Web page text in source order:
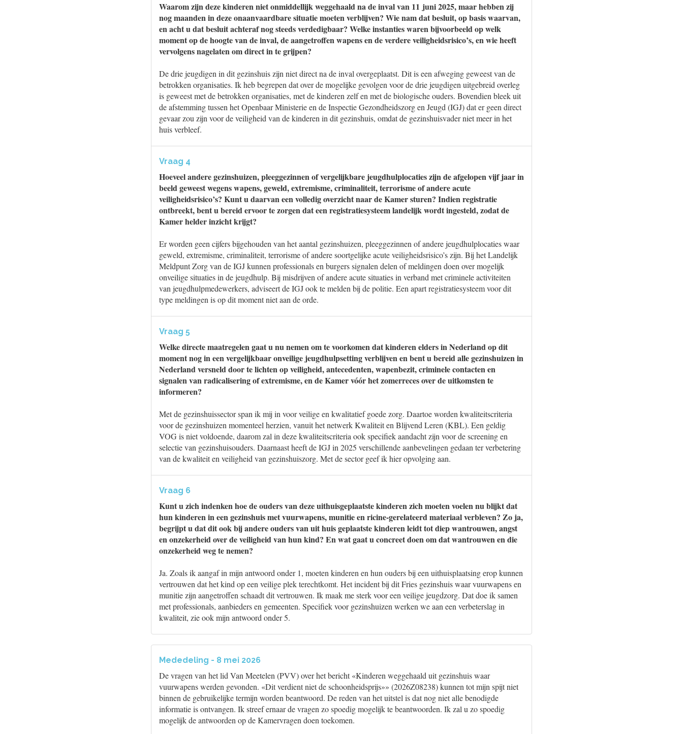
Waarom zijn deze kinderen niet onmiddellijk weggehaald na de inval van 11 juni 2025, maar hebben zij
nog maanden in deze onaanvaardbare situatie moeten verblijven? Wie nam dat besluit, op basis waarvan,
en acht u dat besluit achteraf nog steeds verdedigbaar? Welke instanties waren bijvoorbeeld op welk
moment op de hoogte van de inval, de aangetroffen wapens en de verdere veiligheidsrisico’s, en wie heeft
vervolgens nagelaten om direct in te grijpen?
De drie jeugdigen in dit gezinshuis zijn niet direct na de inval overgeplaatst. Dit is een afweging geweest van de
betrokken organisaties. Ik heb begrepen dat over de mogelijke gevolgen voor de drie jeugdigen uitgebreid overleg
is geweest met de betrokken organisaties, met de kinderen zelf en met de biologische ouders. Bovendien bleek uit
de afstemming tussen het Openbaar Ministerie en de Inspectie Gezondheidszorg en Jeugd (IGJ) dat er geen direct
gevaar zou zijn voor de veiligheid van de kinderen in dit gezinshuis, omdat de gezinshuisvader niet meer in het
huis verbleef.
Vraag 4
Hoeveel andere gezinshuizen, pleeggezinnen of vergelijkbare jeugdhulplocaties zijn de afgelopen vijf jaar in
beeld geweest wegens wapens, geweld, extremisme, criminaliteit, terrorisme of andere acute
veiligheidsrisico’s? Kunt u daarvan een volledig overzicht naar de Kamer sturen? Indien registratie
ontbreekt, bent u bereid ervoor te zorgen dat een registratiesysteem landelijk wordt ingesteld, zodat de
Kamer helder inzicht krijgt?
Er worden geen cijfers bijgehouden van het aantal gezinshuizen, pleeggezinnen of andere jeugdhulplocaties waar
geweld, extremisme, criminaliteit, terrorisme of andere soortgelijke acute veiligheidsrisico’s zijn. Bij het Landelijk
Meldpunt Zorg van de IGJ kunnen professionals en burgers signalen delen of meldingen doen over mogelijk
onveilige situaties in de jeugdhulp. Bij misdrijven of andere acute situaties in verband met criminele activiteiten
van jeugdhulpmedewerkers, adviseert de IGJ ook te melden bij de politie. Een apart registratiesysteem voor dit
type meldingen is op dit moment niet aan de orde.
Vraag 5
Welke directe maatregelen gaat u nu nemen om te voorkomen dat kinderen elders in Nederland op dit
moment nog in een vergelijkbaar onveilige jeugdhulpsetting verblijven en bent u bereid alle gezinshuizen in
Nederland versneld door te lichten op veiligheid, antecedenten, wapenbezit, criminele contacten en
signalen van radicalisering of extremisme, en de Kamer vóór het zomerreces over de uitkomsten te
informeren?
Met de gezinshuissector span ik mij in voor veilige en kwalitatief goede zorg. Daartoe worden kwaliteitscriteria
voor de gezinshuizen momenteel herzien, vanuit het netwerk Kwaliteit en Blijvend Leren (KBL). Een geldig
VOG is niet voldoende, daarom zal in deze kwaliteitscriteria ook specifiek aandacht zijn voor de screening en
selectie van gezinshuisouders. Daarnaast heeft de IGJ in 2025 verschillende aanbevelingen gedaan ter verbetering
van de kwaliteit en veiligheid van gezinshuiszorg. Met de sector geef ik hier opvolging aan.
Vraag 6
Kunt u zich indenken hoe de ouders van deze uithuisgeplaatste kinderen zich moeten voelen nu blijkt dat
hun kinderen in een gezinshuis met vuurwapens, munitie en ricine-gerelateerd materiaal verbleven? Zo ja,
begrijpt u dat dit ook bij andere ouders van uit huis geplaatste kinderen leidt tot diep wantrouwen, angst
en onzekerheid over de veiligheid van hun kind? En wat gaat u concreet doen om dat wantrouwen en die
onzekerheid weg te nemen?
Ja. Zoals ik aangaf in mijn antwoord onder 1, moeten kinderen en hun ouders bij een uithuisplaatsing erop kunnen
vertrouwen dat het kind op een veilige plek terechtkomt. Het incident bij dit Fries gezinshuis waar vuurwapens en
munitie zijn aangetroffen schaadt dit vertrouwen. Ik maak me sterk voor een veilige jeugdzorg. Dat doe ik samen
met professionals, aanbieders en gemeenten. Specifiek voor gezinshuizen werken we aan een verbeterslag in
kwaliteit, zie ook mijn antwoord onder 5.
Mededeling - 8 mei 2026
De vragen van het lid Van Meetelen (PVV) over het bericht «Kinderen weggehaald uit gezinshuis waar
vuurwapens werden gevonden. «Dit verdient niet de schoonheidsprijs»» (2026Z08238) kunnen tot mijn spijt niet
binnen de gebruikelijke termijn worden beantwoord. De reden van het uitstel is dat nog niet alle benodigde
informatie is ontvangen. Ik streef ernaar de vragen zo spoedig mogelijk te beantwoorden. Ik zal u zo spoedig
mogelijk de antwoorden op de Kamervragen doen toekomen.